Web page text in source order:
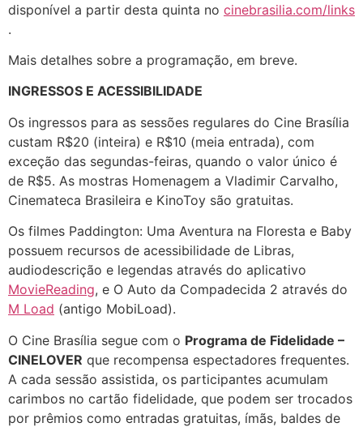
disponível a partir desta quinta no cinebrasilia.com/links
.
Mais detalhes sobre a programação, em breve.
INGRESSOS E ACESSIBILIDADE
Os ingressos para as sessões regulares do Cine Brasília
custam R$20 (inteira) e R$10 (meia entrada), com
exceção das segundas-feiras, quando o valor único é
de R$5. As mostras Homenagem a Vladimir Carvalho,
Cinemateca Brasileira e KinoToy são gratuitas.
Os filmes Paddington: Uma Aventura na Floresta e Baby
possuem recursos de acessibilidade de Libras,
audiodescrição e legendas através do aplicativo
MovieReading, e O Auto da Compadecida 2 através do
M Load (antigo MobiLoad).
O Cine Brasília segue com o Programa de Fidelidade –
CINELOVER que recompensa espectadores frequentes.
A cada sessão assistida, os participantes acumulam
carimbos no cartão fidelidade, que podem ser trocados
por prêmios como entradas gratuitas, ímãs, baldes de